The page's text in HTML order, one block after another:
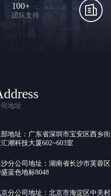
100+
团队支持
地址
地址：广东省深圳市宝安区西乡街
潮科技大厦602~603室
分公司地址：湖南省长沙市芙蓉区
蓝色地标8048
分公司地址：北京市海淀区中关村